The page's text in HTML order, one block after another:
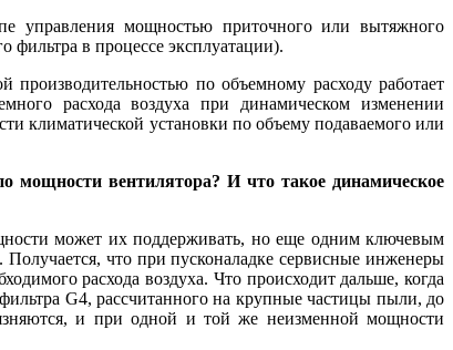
управления мощностью приточного или вытяжного
фильтра в процессе эксплуатации).
по объемному расходу работает
расхода воздуха при динамическом изменении
климатической установки по объему подаваемого или
мощности вентилятора? И что такое динамическое
может их поддерживать, но еще одним ключевым
что при пусконаладке сервисные инженеры
расхода воздуха. Что происходит дальше, когда
G4, рассчитанного на крупные частицы пыли, до
и при одной и той же неизменной мощности